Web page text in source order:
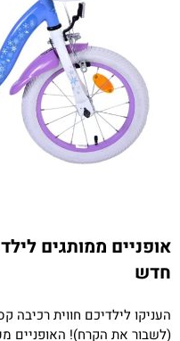
חדש
העניקו לילדיכם חווית
(לשבור את הקרח)! האופניים